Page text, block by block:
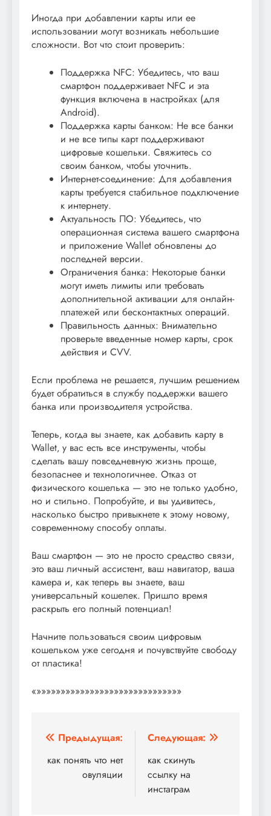
Иногда при добавлении карты или ее
использовании могут возникать небольшие
сложности. Вот что стоит проверить:
Поддержка NFC: Убедитесь‚ что ваш
смартфон поддерживает NFC и эта
функция включена в настройках (для
Android).
Поддержка карты банком: Не все банки
и не все типы карт поддерживают
цифровые кошельки. Свяжитесь со
своим банком‚ чтобы уточнить.
Интернет-соединение: Для добавления
карты требуется стабильное подключение
к интернету.
Актуальность ПО: Убедитесь‚ что
операционная система вашего смартфона
и приложение Wallet обновлены до
последней версии.
Ограничения банка: Некоторые банки
могут иметь лимиты или требовать
дополнительной активации для онлайн-
платежей или бесконтактных операций.
Правильность данных: Внимательно
проверьте введенные номер карты‚ срок
действия и CVV.
Если проблема не решается‚ лучшим решением
будет обратиться в службу поддержки вашего
банка или производителя устройства.
Теперь‚ когда вы знаете‚ как добавить карту в
Wallet‚ у вас есть все инструменты‚ чтобы
сделать вашу повседневную жизнь проще‚
безопаснее и технологичнее. Отказ от
физического кошелька — это не только удобно‚
но и стильно. Попробуйте‚ и вы удивитесь‚
насколько быстро привыкнете к этому новому‚
современному способу оплаты.
Ваш смартфон — это не просто средство связи‚
это ваш личный ассистент‚ ваш навигатор‚ ваша
камера и‚ как теперь вы знаете‚ ваш
универсальный кошелек. Пришло время
раскрыть его полный потенциал!
Начните пользоваться своим цифровым
кошельком уже сегодня и почувствуйте свободу
от пластика!
«»»»»»»»»»»»»»»»»»»»»»»»»»»»»»»
Навигация
по
записям
Предыдущая:
как понять что нет
овуляции
Следующая:
как скинуть
ссылку на
инстаграм